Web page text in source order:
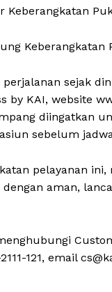
Keberangkatan
Keberangkatan
sejak
by KAI, website
diingatkan
sebelum
pelayanan ini,
aman,
121, email